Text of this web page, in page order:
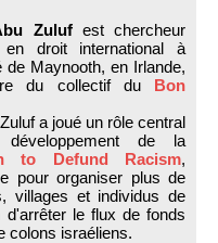
Zulufest chercheur
en droit international à
de Maynooth, en Irlande,
du collectif du Bon
a joué un rôle central
de la
to Defund Racism,
pour organiser plus de
villages et individus de
d'arrêter le flux de fonds
colons israéliens.